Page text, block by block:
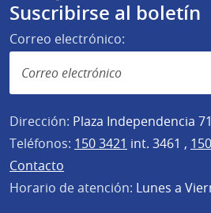
Suscribirse al boletín
Correo electrónico:
Dirección: Plaza Independencia
Teléfonos: 150 3421 int. 3461 , 150
Contacto
Horario de atención: Lunes a